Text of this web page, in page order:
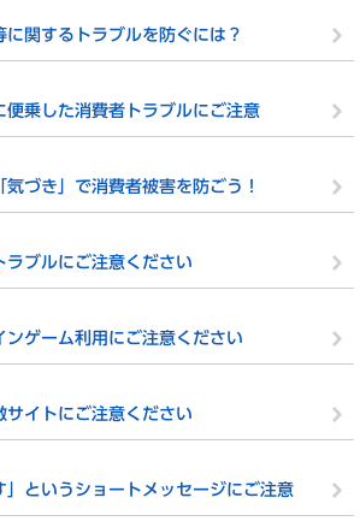
関するトラブルを防ぐには？
便乗した消費者トラブルにご注意
づき」で消費者被害を防ごう！
ラブルにご注意ください
ンゲーム利用にご注意ください
サイトにご注意ください
」というショートメッセージにご注意